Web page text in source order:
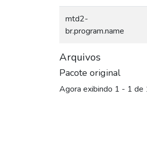
mtd2-
br.program.name
Arquivos
Pacote original
Agora exibindo 1 - 1 de